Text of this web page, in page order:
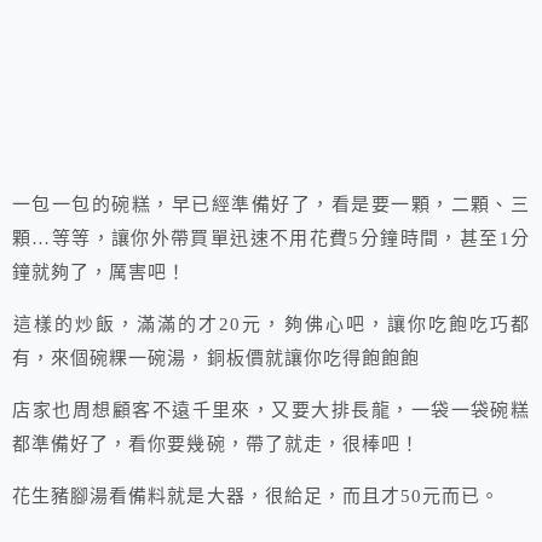
一包一包的碗糕，早已經準備好了，看是要一顆，二顆、三
顆…等等，讓你外帶買單迅速不用花費5分鐘時間，甚至1分
鐘就夠了，厲害吧！
這樣的炒飯，滿滿的才20元，夠佛心吧，讓你吃飽吃巧都
有，來個碗粿一碗湯，銅板價就讓你吃得飽飽飽
店家也周想顧客不遠千里來，又要大排長龍，一袋一袋碗糕
都準備好了，看你要幾碗，帶了就走，很棒吧！
花生豬腳湯看備料就是大器，很給足，而且才50元而已。